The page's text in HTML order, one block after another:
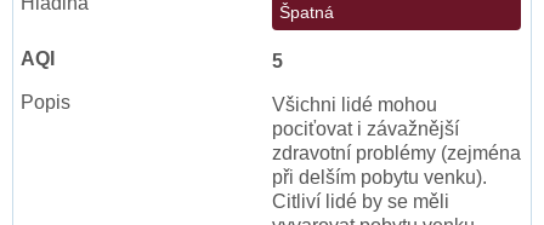
Špatná
5
Všichni lidé mohou
pociťovat i závažnější
zdravotní problémy (zejména
při delším pobytu venku).
Citliví lidé by se měli